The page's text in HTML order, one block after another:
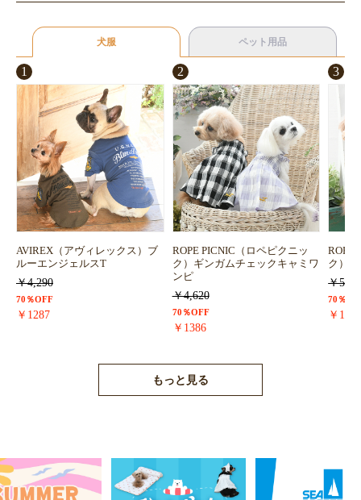
犬服 ペット用品
1
AVIREX（アヴィレックス）ブ
ルーエンジェルスT
￥4,290
70％OFF
￥1287
2
ROPE PICNIC（ロペピクニッ
ク）ギンガムチェックキャミワ
ンピ
￥4,620
70％OFF
￥1386
3
ROPE
ク）
￥
70％
￥
もっと見る